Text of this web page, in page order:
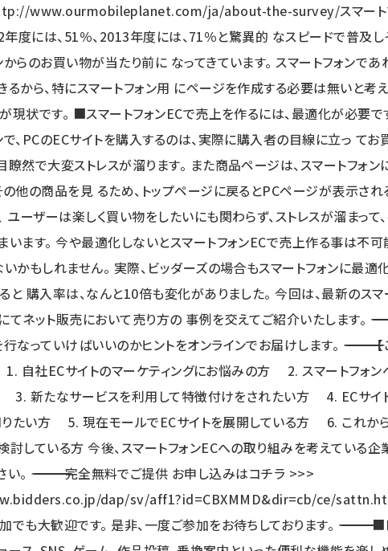
www.ourmobileplanet.com/ja/about-the-survey/スマー
度には、51％、2013年度には、71％と驚異的 なスピードで普及し
からのお買い物が当たり前に なってきています。 スマートフォンであ
るから、特にスマートフォン用 にページを作成する必要は無いと考
です。 ■スマートフォンECで売上を作るには、最適化が必要です。
で、PCのECサイトを購入するのは、実際に購入者の目線に立っ てお
瞭然で大変ストレスが溜ります。 また商品ページは、スマートフォン
の他の商品を見 るため、トップページに戻るとPCページが表示され
ユーザーは楽しく買い物をしたいにも関わらず、ストレスが溜まって
います。 今や最適化しないとスマートフォンECで売上作る事は不可
かもしれません。 実際、ビッダーズの場合もスマートフォンに最適
と 購入率は、なんと10倍も変化がありました。 今回は、最新のスマ
ト販売において売り方の 事例を交えてご紹介いたします。
ていけばいいのかヒントをオンラインでお届けします。
自社ECサイトのマーケティングにお悩みの方 2. スマートフォン
3. 新たなサービスを利用して特徴付けをされたい方 4. ECサイ
たい方 5. 現在モールでECサイトを展開している方 6. これから
討している方 今後、スマートフォンECへの取り組みを考えている
完全無料でご提供 お申し込みはコチラ >>>
dap/sv/aff1?id=CBXMMD&dir=cb/ce/
大歓迎です。 是非、一度ご参加をお待ちしております。